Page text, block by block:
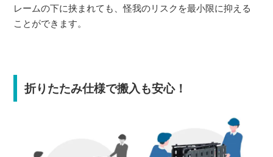
レームの下に挟まれても、怪我のリスクを最小限に抑える
ことができます。
折りたたみ仕様で搬入も安心！